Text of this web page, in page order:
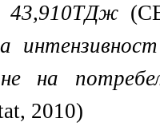
43,910ТДж
на
2010)